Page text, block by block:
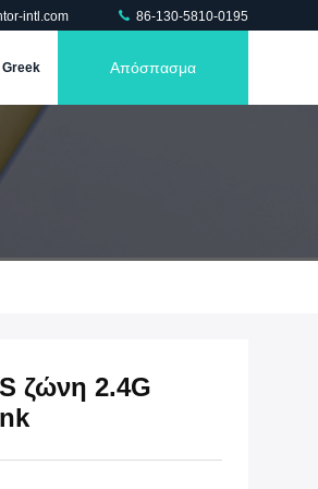
intl.com 86-130-5810-0195
Greek Απόσπασμα
ζώνη 2.4G